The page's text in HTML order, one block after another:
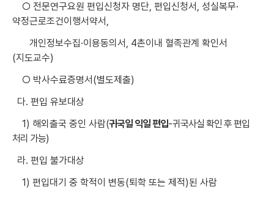
○ 전문연구요원 편입신청자 명단, 편입신청서, 성실복무·
약정근로조건이행서약서,
개인정보수집·이용동의서, 4촌이내 혈족관계 확인서
(지도교수)
○ 박사수료증명서(별도제출)
다. 편입 유보대상
1) 해외출국 중인 사람(귀국일 익일 편입-귀국사실 확인 후 편입
처리 가능)
라. 편입 불가대상
1) 편입대기 중 학적이 변동(퇴학 또는 제적)된 사람